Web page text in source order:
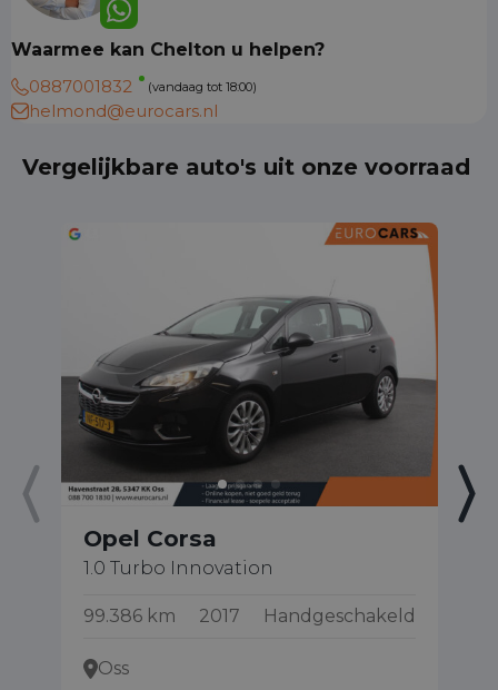
Waarmee kan Chelton u helpen?
0887001832
(vandaag tot 18:00)
helmond@eurocars.nl
Vergelijkbare auto's uit onze voorraad
Opel Corsa
1.0 Turbo Innovation
99.386 km 2017 Handgeschakeld
Oss